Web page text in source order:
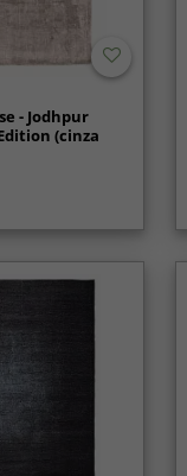
- Jodhpur
(cinza